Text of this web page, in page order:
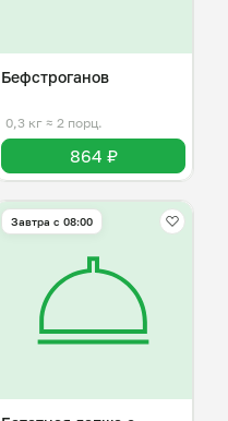
Бефстроганов
0,3 кг ≈ 2 порц.
864 ₽
Завтра c 08:00